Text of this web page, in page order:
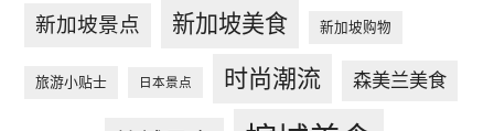
新加坡景点 新加坡美食 新加坡购物
旅游小贴士 日本景点 时尚潮流 森美兰美食